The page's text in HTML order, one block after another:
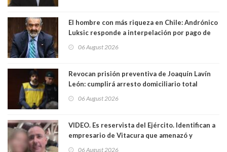
El hombre con más riqueza en Chile: Andrónico
Luksic responde a interpelación por pago de
día que me muera”
06 August 2026
Revocan prisión preventiva de Joaquín Lavín
León: cumplirá arresto domiciliario total
06 August 2026
VIDEO. Es reservista del Ejército. Identifican a
empresario de Vitacura que amenazó y
06 August 2026